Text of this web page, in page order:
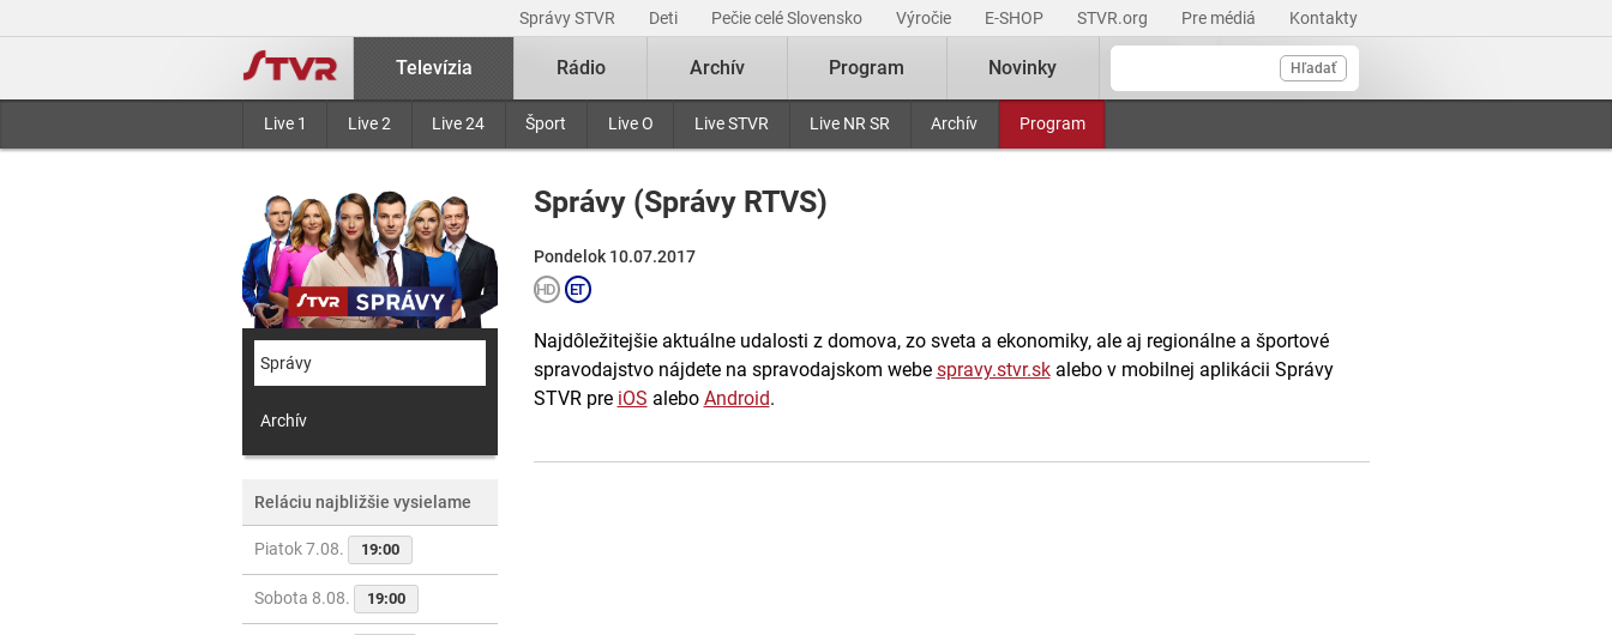
Správy STVR Deti Pečie celé Slovensko Výročie E-SHOP STVR.org Pre médiá Kontakty
Hľadať
Televízia
Live 1 Live 2 Live 24 Šport Live O Live STVR Live NR SR Archív Program
Rádio Archív Program Novinky
Správy
Archív
Reláciu najbližšie vysielame
Piatok 7.08. 19:00
Sobota 8.08. 19:00
Správy (Správy RTVS)
Pondelok 10.07.2017
Najdôležitejšie aktuálne udalosti z domova, zo sveta a ekonomiky, ale aj regionálne a športové
spravodajstvo nájdete na spravodajskom webe spravy.stvr.skalebo v mobilnej aplikácii Správy
STVR pre iOS alebo Android.